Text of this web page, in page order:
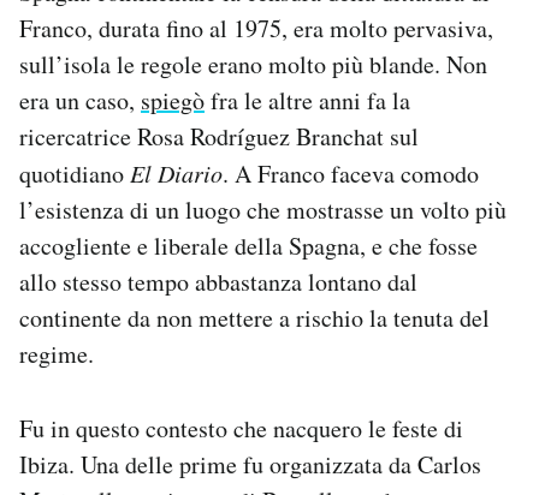
Franco, durata fino al 1975, era molto pervasiva,
sull’isola le regole erano molto più blande. Non
era un caso, spiegòfra le altre anni fa la
ricercatrice Rosa Rodríguez Branchat sul
quotidiano El Diario. A Franco faceva comodo
l’esistenza di un luogo che mostrasse un volto più
accogliente e liberale della Spagna, e che fosse
allo stesso tempo abbastanza lontano dal
continente da non mettere a rischio la tenuta del
regime.
Fu in questo contesto che nacquero le feste di
Ibiza. Una delle prime fu organizzata da Carlos